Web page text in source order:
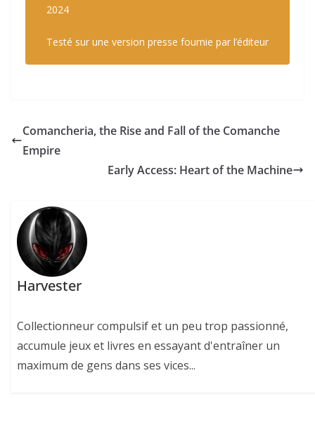
2024
Testé sur une version presse fournie par l’éditeur
Comancheria, the Rise and Fall of the Comanche
Empire
Early Access: Heart of the Machine
Harvester
Collectionneur compulsif et un peu trop passionné,
accumule jeux et livres en essayant d'entraîner un
maximum de gens dans ses vices...